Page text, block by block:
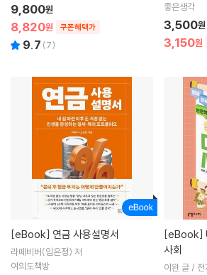
8,820원 쿠폰혜택가
9,800원
9.7 (7)
좋은생각
3,150원
3,500원
[eBook] 연금 사용설명서
라떼비버(임은정) 저
여의도책방
[eBook]
사회
이완 글 / 전